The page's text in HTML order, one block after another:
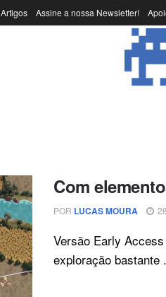
Artigos Assine a nossa Newsletter!
Com
POR LUCAS MOURA
Versão Early
exploração bastante